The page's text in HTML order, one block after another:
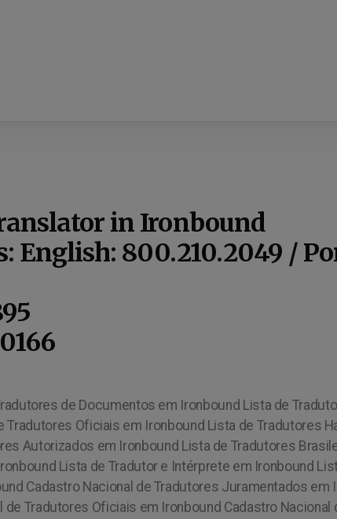
in Ironbound
English: 800.210.2049 /
de Documentos em Ironbound Lista de
Oficiais em Ironbound Lista de Tradutores
Autorizados em Ironbound Lista de Tradutores
Lista de Tradutor e Intérprete em Ironbound
Cadastro Nacional de Tradutores Juramentados em
Tradutores Oficiais em Ironbound Cadastro